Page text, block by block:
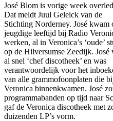
José Blom is vorige week
Dat meldt Juul Geleick van de
Stichting Norderney. José kwam
jeugdige leeftijd bij Radio
werken, al in Veronica’s ‘oude’
op de Hilversumse Zeedijk. José
al snel ‘chef discotheek’ en was
verantwoordelijk voor het
van alle grammofoonplaten die
Veronica binnenkwamen. José
programmabanden op tijd naar
gaf de Veronica discotheek met
duizenden LP’s vorm.